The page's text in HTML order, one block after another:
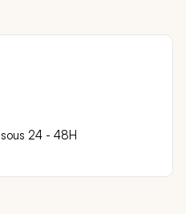
0,08 € )
en achetant ce
24 - 48H
sécurisé